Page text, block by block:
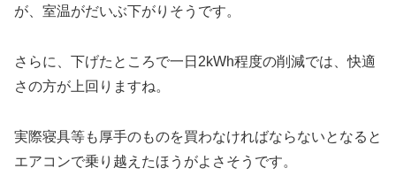
が、室温がだいぶ下がりそうです。
さらに、下げたところで一日2kWh程度の削減では、快適
さの方が上回りますね。
実際寝具等も厚手のものを買わなければならないとなると
エアコンで乗り越えたほうがよさそうです。